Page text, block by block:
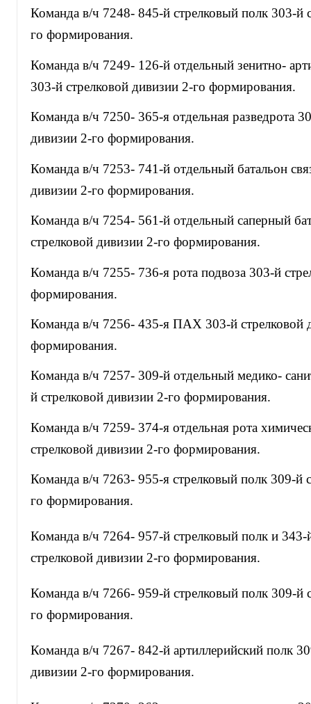
Команда в/ч 7248- 845-й стрелковый полк 303-й
го формирования.
Команда в/ч 7249- 126-й отдельный зенитно-
303-й стрелковой дивизии 2-го формирования.
Команда в/ч 7250- 365-я отдельная разведрота
дивизии 2-го формирования.
Команда в/ч 7253- 741-й отдельный батальон
дивизии 2-го формирования.
Команда в/ч 7254- 561-й отдельный саперный
стрелковой дивизии 2-го формирования.
Команда в/ч 7255- 736-я рота подвоза 303-й
формирования.
Команда в/ч 7256- 435-я ПАХ 303-й стрелковой
формирования.
Команда в/ч 7257- 309-й отдельный медико-
й стрелковой дивизии 2-го формирования.
Команда в/ч 7259- 374-я отдельная рота
стрелковой дивизии 2-го формирования.
Команда в/ч 7263- 955-я стрелковый полк 309-й
го формирования.
Команда в/ч 7264- 957-й стрелковый полк и
стрелковой дивизии 2-го формирования.
Команда в/ч 7266- 959-й стрелковый полк 309-й
го формирования.
Команда в/ч 7267- 842-й артиллерийский полк
дивизии 2-го формирования.